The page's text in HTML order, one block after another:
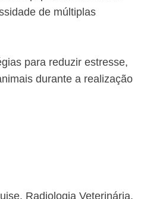
de múltiplas
para reduzir estresse,
durante a realização
Radiologia Veterinária.